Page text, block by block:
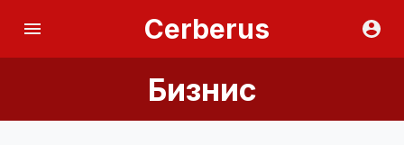
Cerberus
Бизнис